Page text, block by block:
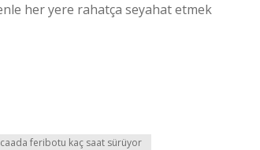
her yere rahatça seyahat etmek
feribotu kaç saat sürüyor